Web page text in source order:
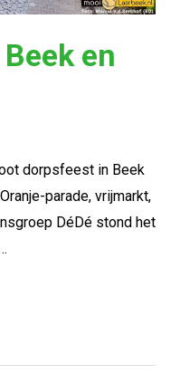
en
dorpsfeest in Beek
parade, vrijmarkt,
DéDé stond het